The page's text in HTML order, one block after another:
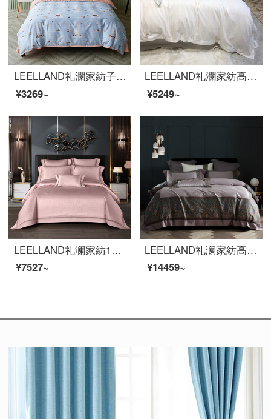
LEELLAND礼瀾家紡子供用アニメ潮牌デジタルプリント60本の全綿ベッドの上に、純綿の高密サテンのシーツ4点セットの萌えウサギ1.2 mベッドの三点セット155*215 cmを販売しています。
¥3269~
LEELLAND礼瀾家紡高級100本の軽豪華花全綿四点セット5つ星ホテル風豪綿寝具高品質ベッドセットモリス白1.8-2.0メートルベッド/220*240 cm
¥5249~
LEELLAND礼澜家紡100 Sの馬綿ジャカードハイエンドの全綿ベッドの上に四点セットの五星ホテルの別荘見本室のベッド用品セットの精緻さ-小豆1.8-2.0メートルのベッド/220*240 cm
¥7527~
LEELLAND礼澜家紡高級140頭の馬の綿のデジタルプリントと刺繍の全綿の寝具四点セットの軽い豪華別荘の見本セットラファット城-松灰色1.8-210メートルのベッド/220*240 cm
¥14459~